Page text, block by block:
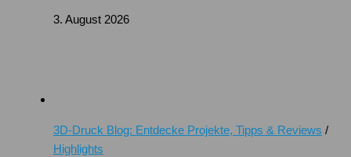
3. August 2026
3D-Druck Blog: Entdecke Projekte, Tipps & Reviews /
Highlights